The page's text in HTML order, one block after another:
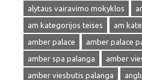
alytaus vairavimo mokyklos
am kategorijos teises
am
amber palace
amber palace
amber spa palanga
amber
amber viesbutis palanga